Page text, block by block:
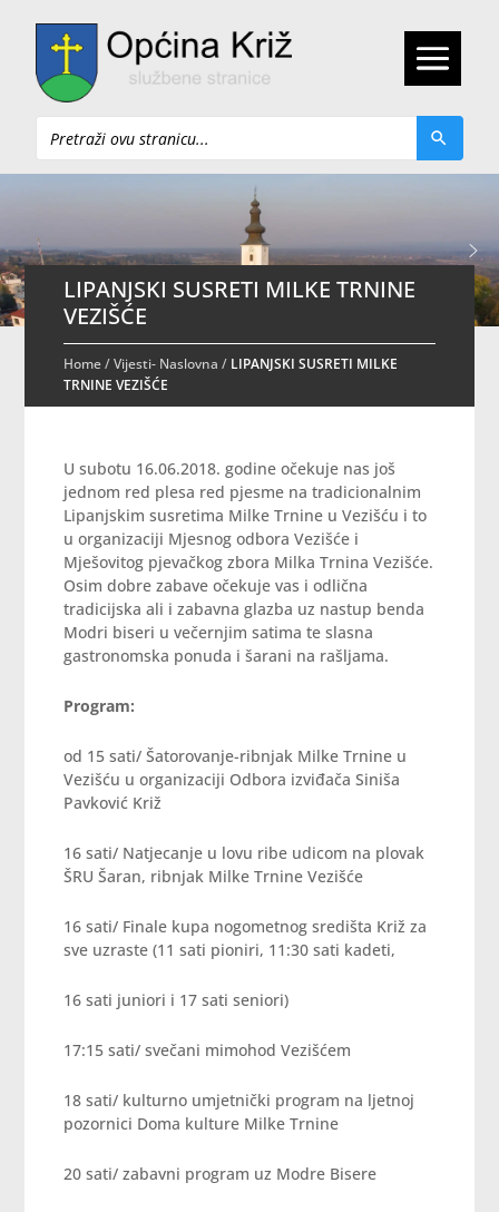
Pretraži
LIPANJSKI SUSRETI MILKE TRNINE
VEZIŠĆE
Home/Vijesti- Naslovna / LIPANJSKI SUSRETI MILKE
TRNINE VEZIŠĆE
U subotu 16.06.2018. godine očekuje nas još
jednom red plesa red pjesme na tradicionalnim
Lipanjskim susretima Milke Trnine u Vezišću i to
u organizaciji Mjesnog odbora Vezišće i
Mješovitog pjevačkog zbora Milka Trnina Vezišće.
Osim dobre zabave očekuje vas i odlična
tradicijska ali i zabavna glazba uz nastup benda
Modri biseri u večernjim satima te slasna
gastronomska ponuda i šarani na rašljama.
Program:
od 15 sati/ Šatorovanje-ribnjak Milke Trnine u
Vezišću u organizaciji Odbora izviđača Siniša
Pavković Križ
16 sati/ Natjecanje u lovu ribe udicom na plovak
ŠRU Šaran, ribnjak Milke Trnine Vezišće
16 sati/ Finale kupa nogometnog središta Križ za
sve uzraste (11 sati pioniri, 11:30 sati kadeti,
16 sati juniori i 17 sati seniori)
17:15 sati/ svečani mimohod Vezišćem
18 sati/ kulturno umjetnički program na ljetnoj
pozornici Doma kulture Milke Trnine
20 sati/ zabavni program uz Modre Bisere